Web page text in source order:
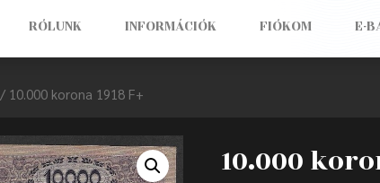
RÓLUNK INFORMÁCIÓK FIÓKOM E-
/ 10.000 korona 1918 F+
10.000